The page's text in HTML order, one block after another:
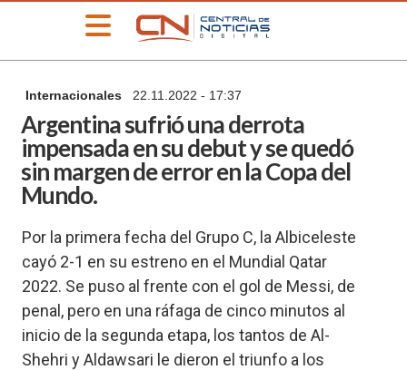
PORTADA
»
Deportes
Educación
Información
General
Locales
Nacionales
Internacionales 22.11.2022 - 17:37
Argentina sufrió una derrota
impensada en su debut y se quedó
sin margen de error en la Copa del
Mundo.
Por la primera fecha del Grupo C, la Albiceleste
cayó 2-1 en su estreno en el Mundial Qatar
2022. Se puso al frente con el gol de Messi, de
penal, pero en una ráfaga de cinco minutos al
inicio de la segunda etapa, los tantos de Al-
Shehri y Aldawsari le dieron el triunfo a los